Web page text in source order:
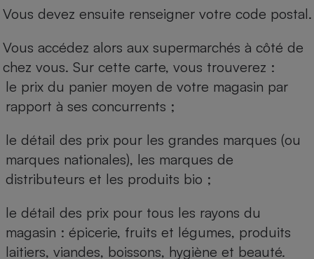
Vous devez ensuite renseigner votre code postal.
Vous accédez alors aux supermarchés à côté de
chez vous. Sur cette carte, vous trouverez :
le prix du panier moyen de votre magasin par
rapport à ses concurrents ;
le détail des prix pour les grandes marques (ou
marques nationales), les marques de
distributeurs et les produits bio ;
le détail des prix pour tous les rayons du
magasin : épicerie, fruits et légumes, produits
laitiers, viandes, boissons, hygiène et beauté.